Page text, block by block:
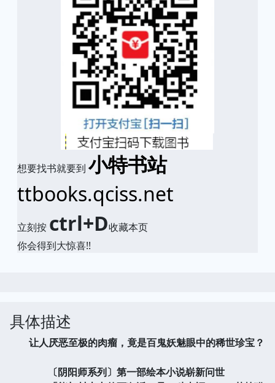
想要找书就要到 小特书站
ttbooks.qciss.net
立刻按 ctrl+D收藏本页
你会得到大惊喜!!
具体描述
让人厌恶至极的肉瘤，竟是百鬼妖魅眼中的稀世珍宝？
〔阴阳师系列〕第一部绘本小说崭新问世